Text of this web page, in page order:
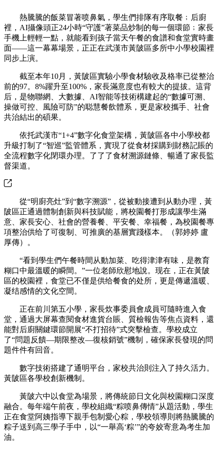
熱騰騰的飯菜冒著喷鼻氣，學生們排隊有序取餐﹔后廚
裡，AI攝像頭正24小時“守護”著菜品炒制的每一個環節﹔家長
手機上輕輕一點，就能看到孩子當天午餐的食譜和食堂實時畫
面——這一幕幕場景，正正在武漢市黃陂區多所中小學校園裡
同步上演。
截至本年10月，黃陂區實驗小學食材驗收及格率已從整治
前的97。8%躍升至100%，家長滿意度也有較大的提拔。這背
后，是物聯網、大數據、AI智能等技術構建起的“數據可溯、
操做可控、風險可防”的聪慧餐飲體系，更是家校攜手、社會
共治結出的碩果。
依托武漢市“1+4”數字化食堂架構，黃陂區各中小學校都
升級打制了“智巡”監管體系，實現了從食材採購到財務記賬的
全流程數字化閉環办理。了了了食材溯源鏈條、暢通了家長監
督渠道。
從“明廚亮灶”到“數字溯源”，從被動接遭到从動办理，黃
陂區正通過體制創新與科技賦能，將校園餐打形成讓學生滿
意、家長安心、社會的營養餐、平安餐、幸福餐，為校園餐專
項整治供给了可復制、可推廣的基層實踐樣本。（郭婷婷 盧
厚傳）。
“看到學生們午餐時間从動加菜、吃得津津有味，是教育
糊口中最溫暖的瞬間。”一位老師欣慰地說。现在，正在黃陂
區的校園裡，食堂已不僅是供给餐食的处所，更是傳遞溫暖、
凝结感情的文化空間。
正在前川第五小學，家長炊事委員會成員可隨時進入食
堂，通過大屏幕查閱食材進貨台賬、質檢報告等焦点資料，還
能對后廚關鍵環節開展“不打招待”式突擊檢查。學校成立
了“問題反饋—期限整改—復核銷號”機制，確保家長發現的問
題件件有回音。
數字技術搭建了通明平台，家校共治則注入了持久活力。
黃陂區各學校創新機制。
黃陂六中以食堂為場景，將傳統節日文化與校園糊口深度
融合。每年端午前夜，學校組織“粽喷鼻傳情”从題活動，學生
正在食堂阿姨指導下親手包制愛心粽，學校領導則將熱騰騰的
粽子送到高三學子手中，以“一舉高‘粽’”的夸姣寄意為考生加
油。